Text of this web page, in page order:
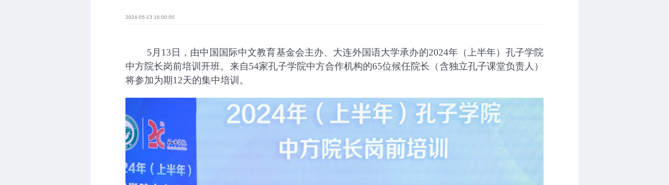
2024-05-13 16:00:00
5 月 13 日，由中国国际中文教育基金会主办、大连外国语大学承办的2024年（上半年）孔子学院
中方院长岗前培训开班。来自54家孔子学院中方合作机构的65位候任院长（含独立孔子课堂负责人）
将参加为期12天的集中培训。